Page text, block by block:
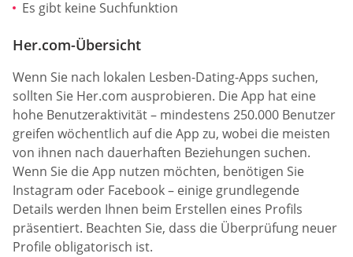
Es gibt keine Suchfunktion
Her.com-Übersicht
Wenn Sie nach lokalen Lesben-Dating-Apps suchen,
sollten Sie Her.com ausprobieren. Die App hat eine
hohe Benutzeraktivität – mindestens 250.000 Benutzer
greifen wöchentlich auf die App zu, wobei die meisten
von ihnen nach dauerhaften Beziehungen suchen.
Wenn Sie die App nutzen möchten, benötigen Sie
Instagram oder Facebook – einige grundlegende
Details werden Ihnen beim Erstellen eines Profils
präsentiert. Beachten Sie, dass die Überprüfung neuer
Profile obligatorisch ist.